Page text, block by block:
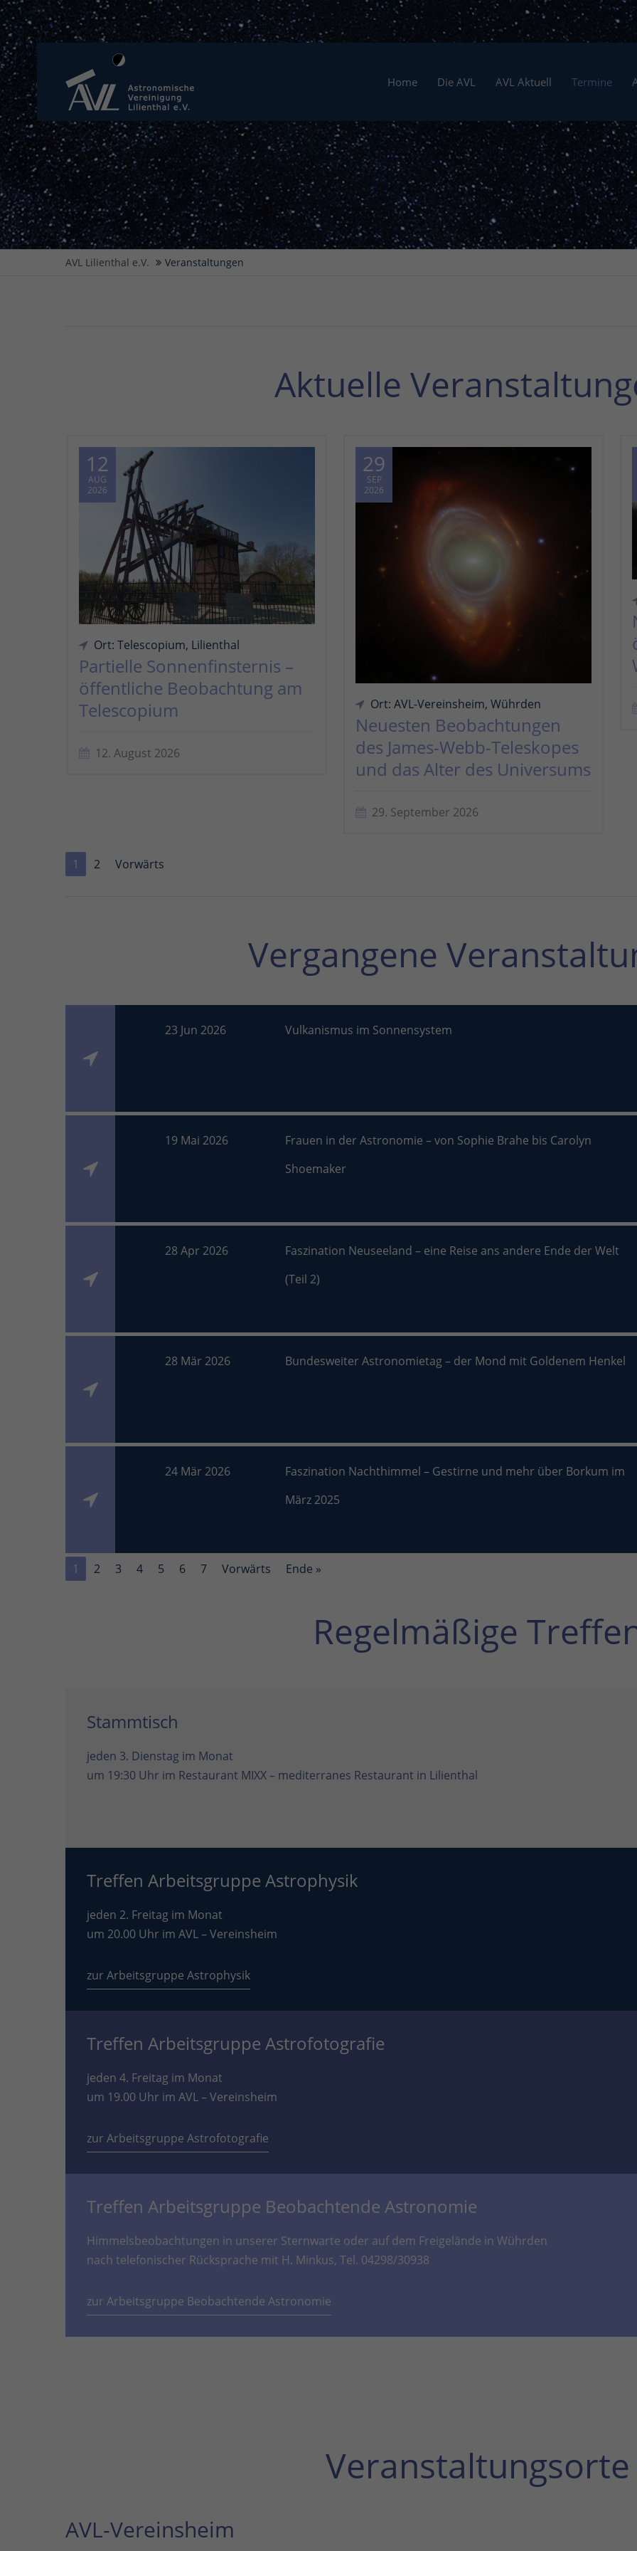
Home Die AVL AVL Aktuell Termine
AVL Lilienthal e.V. Veranstaltungen
Aktuelle
12
AUG
2026
Ort: Telescopium, Lilienthal
Partielle Sonnenfinsternis –
öffentliche Beobachtung am
Telescopium
12. August 2026
29
SEP
2026
Ort: AVL-Vereinsheim, Wührden
Neuesten Beobachtungen
des James-Webb-Teleskopes
und das Alter des Universums
29. September 2026
1 2 Vorwärts
Vergangene
23 Jun 2026 Vulkanismus im Sonnensystem
19 Mai 2026
Frauen in der Astronomie – von Sophie Brahe bis Carolyn
Shoemaker
28 Apr 2026
Faszination Neuseeland – eine Reise ans andere Ende der Welt
(Teil 2)
28 Mär 2026 Bundesweiter Astronomietag – der Mond mit Goldenem Henkel
24 Mär 2026
Faszination Nachthimmel – Gestirne und mehr über Borkum im
März 2025
1 2 3 4 5 6 7 Vorwärts Ende »
Regelmäßige
Stammtisch
jeden 3. Dienstag im Monat
um 19:30 Uhr im Restaurant MIXX – mediterranes Restaurant in Lilienthal
Treffen Arbeitsgruppe Astrophysik
jeden 2. Freitag im Monat
um 20.00 Uhr im AVL – Vereinsheim
zur Arbeitsgruppe Astrophysik
Treffen Arbeitsgruppe Astrofotografie
jeden 4. Freitag im Monat
um 19.00 Uhr im AVL – Vereinsheim
zur Arbeitsgruppe Astrofotografie
Treffen Arbeitsgruppe Beobachtende Astronomie
Himmelsbeobachtungen in unserer Sternwarte oder auf dem Freigelände in Wührden
nach telefonischer Rücksprache mit H. Minkus, Tel. 04298/30938
zur Arbeitsgruppe Beobachtende Astronomie
Veranstaltungsorte
AVL-Vereinsheim